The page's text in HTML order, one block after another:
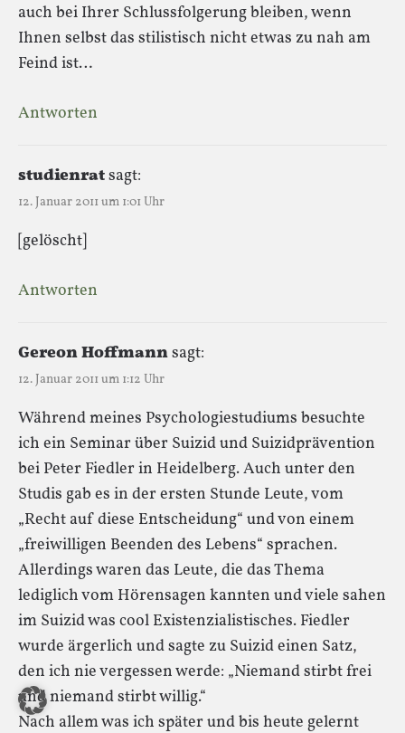
auch bei Ihrer Schlussfolgerung bleiben, wenn
Ihnen selbst das stilistisch nicht etwas zu nah am
Feind ist…
Antworten
studienratsagt:
12. Januar 2011 um 1:01 Uhr
[gelöscht]
Antworten
Gereon Hoffmannsagt:
12. Januar 2011 um 1:12 Uhr
Während meines Psychologiestudiums besuchte
ich ein Seminar über Suizid und Suizidprävention
bei Peter Fiedler in Heidelberg. Auch unter den
Studis gab es in der ersten Stunde Leute, vom
„Recht auf diese Entscheidung“ und von einem
„freiwilligen Beenden des Lebens“ sprachen.
Allerdings waren das Leute, die das Thema
lediglich vom Hörensagen kannten und viele sahen
im Suizid was cool Existenzialistisches. Fiedler
wurde ärgerlich und sagte zu Suizid einen Satz,
den ich nie vergessen werde: „Niemand stirbt frei
und niemand stirbt willig.“
Nach allem was ich später und bis heute gelernt